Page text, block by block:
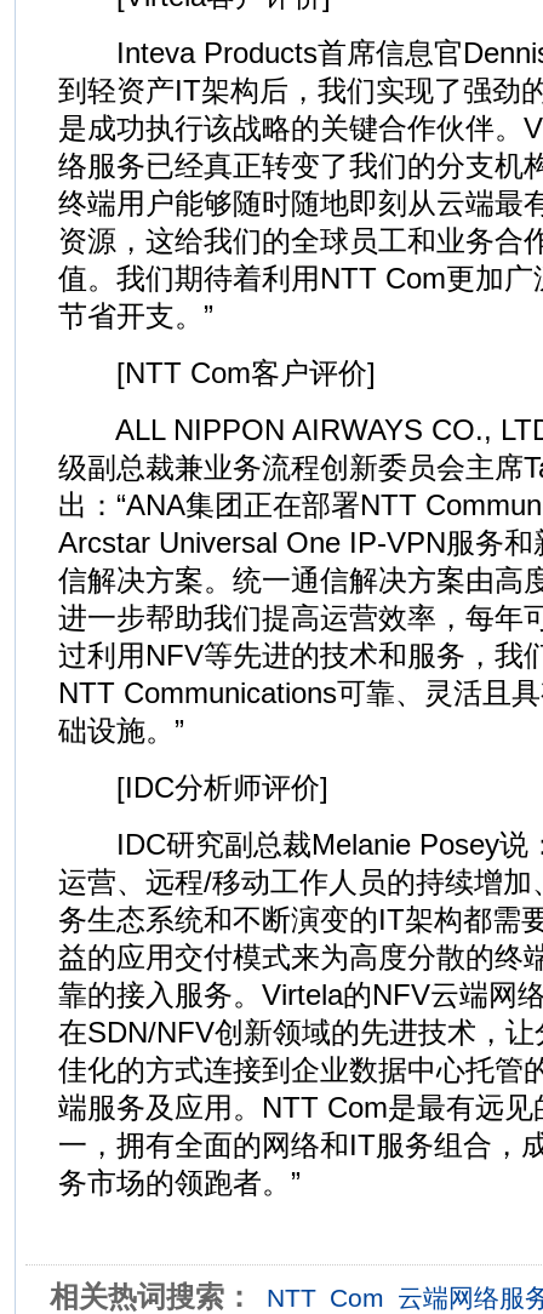
Inteva Products首席信息官
到轻资产IT架构后，我们实现了强劲
是成功执行该战略的关键合作伙伴。
络服务已经真正转变了我们的分支机
终端用户能够随时随地即刻从云端最
资源，这给我们的全球员工和业务合
值。我们期待着利用NTT Com更加
节省开支。”
[NTT Com客户评价]
ALL NIPPON AIRWAYS CO.,
级副总裁兼业务流程创新委员会主席
出：“ANA集团正在部署NTT
Arcstar Universal One IP-VPN服务
信解决方案。统一通信解决方案由高
进一步帮助我们提高运营效率，每年
过利用NFV等先进的技术和服务，我
NTT Communications可靠、灵活且
础设施。”
[IDC分析师评价]
IDC研究副总裁Melanie Posey说
运营、远程/移动工作人员的持续增加
务生态系统和不断演变的IT架构都需
益的应用交付模式来为高度分散的终
靠的接入服务。Virtela的NFV云端网
在SDN/NFV创新领域的先进技术，
佳化的方式连接到企业数据中心托管
端服务及应用。NTT Com是最有远
一，拥有全面的网络和IT服务组合，
务市场的领跑者。”
相关热词搜索： NTT Com 云端网络服